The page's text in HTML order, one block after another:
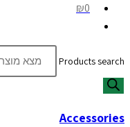
₪0
Products search
Accessories